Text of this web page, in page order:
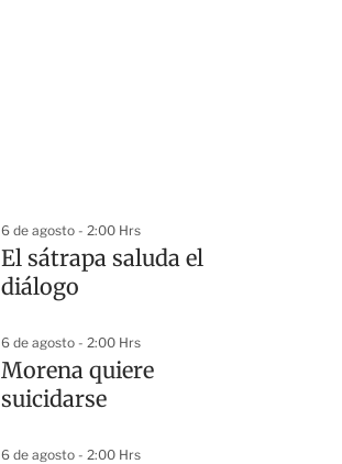
6 de agosto - 2:00 Hrs
El sátrapa saluda el
diálogo
6 de agosto - 2:00 Hrs
Morena quiere
suicidarse
6 de agosto - 2:00 Hrs